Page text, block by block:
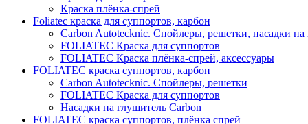
Краска плёнка-спрей
Foliatec краска для суппортов, карбон
Carbon Autotecknic. Спойлеры, решетки, насадки на
FOLIATEC Краска для суппортов
FOLIATEC Краска плёнка-спрей, аксессуары
FOLIATEC краска суппортов, карбон
Carbon Autotecknic. Спойлеры, решетки
FOLIATEC Краска для суппортов
Насадки на глушитель Carbon
FOLIATEC краска суппортов, плёнка спрей